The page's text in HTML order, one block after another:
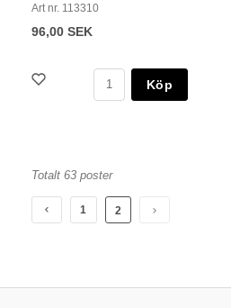
Art nr. 113310
96,00 SEK
Köp
Totalt 63 poster
1 2